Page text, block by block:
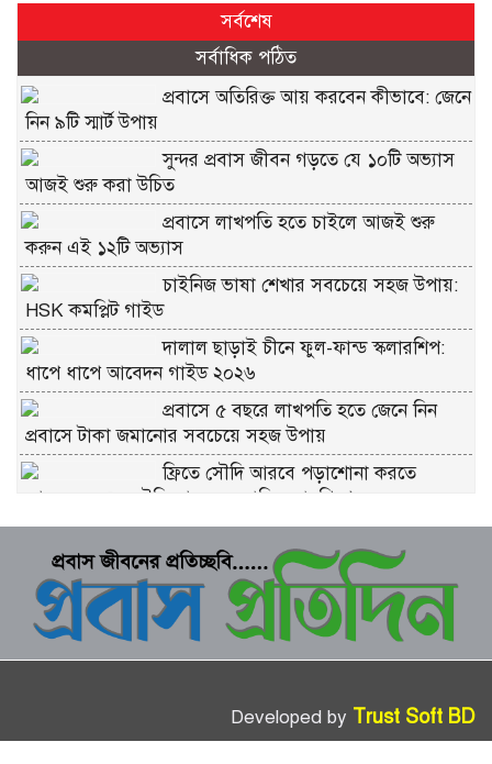
সর্বশেষ
সর্বাধিক পঠিত
প্রবাসে অতিরিক্ত আয় করবেন কীভাবে: জেনে
নিন ৯টি স্মার্ট উপায়
সুন্দর প্রবাস জীবন গড়তে যে ১০টি অভ্যাস
আজই শুরু করা উচিত
প্রবাসে লাখপতি হতে চাইলে আজই শুরু
করুন এই ১২টি অভ্যাস
চাইনিজ ভাষা শেখার সবচেয়ে সহজ উপায়:
HSK কমপ্লিট গাইড
দালাল ছাড়াই চীনে ফুল-ফান্ড স্কলারশিপ:
ধাপে ধাপে আবেদন গাইড ২০২৬
প্রবাসে ৫ বছরে লাখপতি হতে জেনে নিন
প্রবাসে টাকা জমানোর সবচেয়ে সহজ উপায়
ফ্রিতে সৌদি আরবে পড়াশোনা করতে
আবেদন করুন সৌদি আরব সরকারি স্কলারশিপে
কুরবানীর প্রতিটি পশমে সওয়াব: ইসলাম কী
বলে জানুন
ভাগে কুরবানি দেওয়ার নিয়ম: সবচেয়ে সহজ
ব্যাখ্যা
Developed by Trust Soft BD